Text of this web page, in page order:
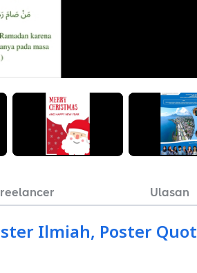
Ulasan
Ilmiah, Poster